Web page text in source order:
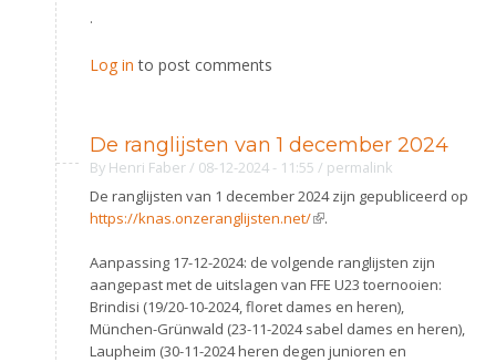
.
Log in to post comments
De ranglijsten van 1 december 2024
By Henri Faber/ 08-12-2024 - 11:55 / permalink
De ranglijsten van 1 december 2024 zijn gepubliceerd op
https://knas.onzeranglijsten.net/(link is external)
.
Aanpassing 17-12-2024: de volgende ranglijsten zijn
aangepast met de uitslagen van FFE U23 toernooien:
Brindisi (19/20-10-2024, floret dames en heren),
München-Grünwald (23-11-2024 sabel dames en heren),
Laupheim (30-11-2024 heren degen junioren en